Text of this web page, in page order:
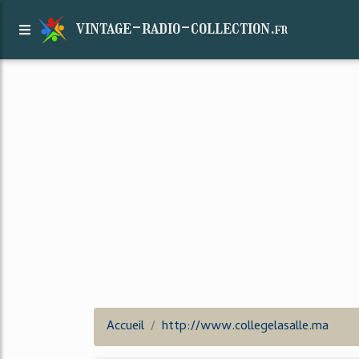
vintage-radio-collection.fr
Accueil http://www.collegelasalle.ma